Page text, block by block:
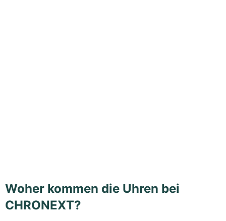
Woher kommen die Uhren bei
CHRONEXT?